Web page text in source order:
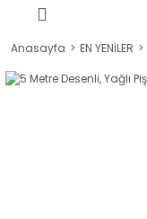
Anasayfa EN YENİLER